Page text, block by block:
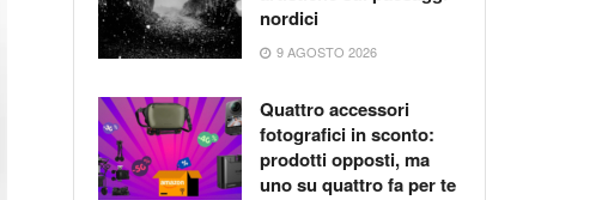
nordici
9 AGOSTO 2026
Quattro accessori
fotografici in sconto:
prodotti opposti, ma
uno su quattro fa per te